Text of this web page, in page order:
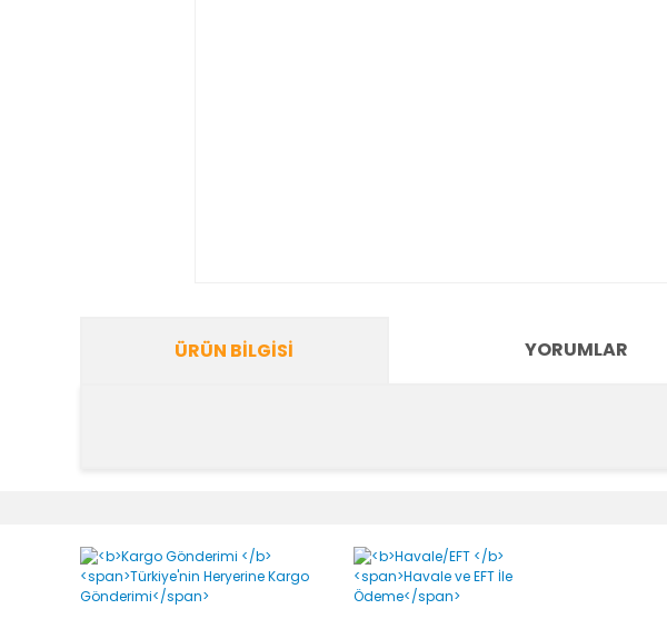
ÜRÜN BILGISI YORUMLAR
Ürün resmi kalitesiz, bozuk veya görüntülenemiyor.
Ürün açıklamasında eksik bilgiler bulunuyor.
Ürün bilgilerinde hatalar bulunuyor.